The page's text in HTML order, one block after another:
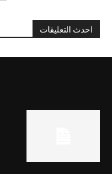
احدث التعليقات